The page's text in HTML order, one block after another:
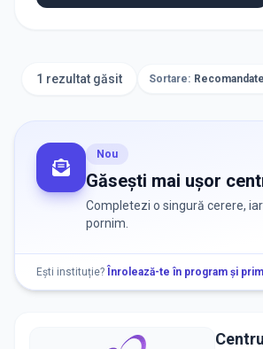
1 rezultat găsit Sortare:
Nou
Găsești mai ușor
Completezi o singură cerere,
pornim.
Ești instituție? Înrolează-te în program și